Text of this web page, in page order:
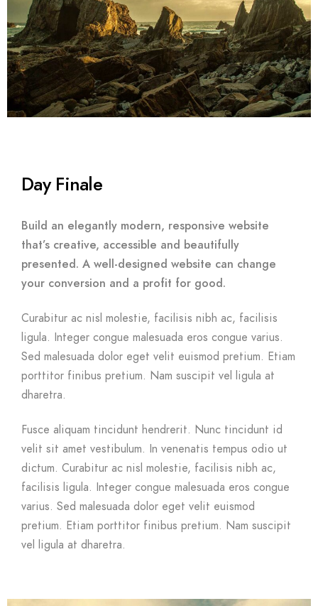
Day Finale
Build an elegantly modern, responsive website
that’s creative, accessible and beautifully
presented. A well-designed website can change
your conversion and a profit for good.
Curabitur ac nisl molestie, facilisis nibh ac, facilisis
ligula. Integer congue malesuada eros congue varius.
Sed malesuada dolor eget velit euismod pretium. Etiam
porttitor finibus pretium. Nam suscipit vel ligula at
dharetra.
Fusce aliquam tincidunt hendrerit. Nunc tincidunt id
velit sit amet vestibulum. In venenatis tempus odio ut
dictum. Curabitur ac nisl molestie, facilisis nibh ac,
facilisis ligula. Integer congue malesuada eros congue
varius. Sed malesuada dolor eget velit euismod
pretium. Etiam porttitor finibus pretium. Nam suscipit
vel ligula at dharetra.